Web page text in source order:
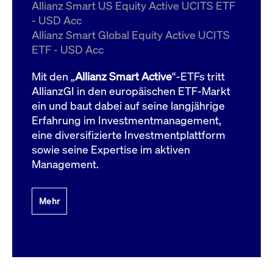
Allianz Smart US Equity Active UCITS ETF
- USD Acc
Allianz Smart Global Equity Active UCITS
ETF - USD Acc
Mit den „Allianz Smart Active“-ETFs tritt
AllianzGI in den europäischen ETF-Markt
ein und baut dabei auf seine langjährige
Erfahrung im Investmentmanagement,
eine diversifizierte Investmentplattform
sowie seine Expertise im aktiven
Management.
Mehr
ApplicationGatewayAffinityCORS
boerse.com
Domain
bis